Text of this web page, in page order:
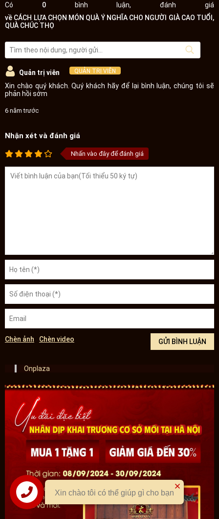
Có 0bình luận, đánh giá
về CÁCH LỰA CHỌN MÓN QUÀ Ý NGHĨA CHO NGƯỜI GIÀ CAO TUỔI,
QUÀ CHÚC THỌ
Quản trị viên QUẢN TRỊ VIÊN
Xin chào quý khách. Quý khách hãy để lại bình luận, chúng tôi sẽ
phản hồi sớm
6 năm trước
Nhận xét và đánh giá
Nhấn vào đây để đánh giá
Chèn ảnh Chèn video
Onplaza
Liên hệ
Xin chào tôi có thể giúp gì cho bạn